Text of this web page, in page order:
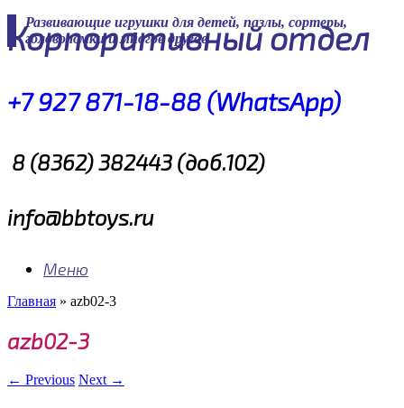
Skip
to
content
Развивающие игрушки для детей, пазлы, сортеры,
головоломки и многое другое
Корпоративный отдел
+7 927 871-18-88 (WhatsApp)
8 (8362) 382443 (доб.102)
info@bbtoys.ru
Меню
Главная » azb02-3
azb02-3
← Previous Next →